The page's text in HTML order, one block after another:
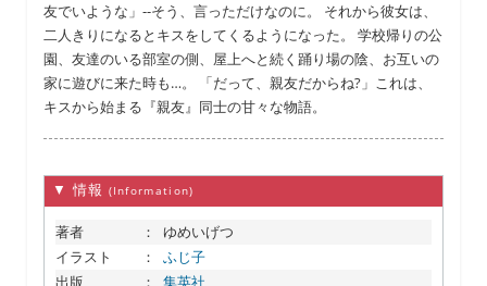
友でいような」--そう、言っただけなのに。 それから彼女は、
二人きりになるとキスをしてくるようになった。 学校帰りの公
園、友達のいる部室の側、屋上へと続く踊り場の陰、お互いの
家に遊びに来た時も…。 「だって、親友だからね?」これは、
キスから始まる『親友』同士の甘々な物語。
▼ 情報 (Information)
著者 ：
ゆめいげつ
イラスト
：
ふじ子
出版
：
集英社